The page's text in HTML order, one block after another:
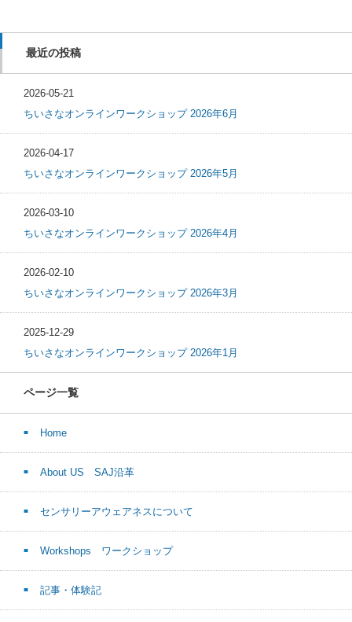
最近の投稿
2026-05-21
ちいさなオンラインワークショップ 2026年6月
2026-04-17
ちいさなオンラインワークショップ 2026年5月
2026-03-10
ちいさなオンラインワークショップ 2026年4月
2026-02-10
ちいさなオンラインワークショップ 2026年3月
2025-12-29
ちいさなオンラインワークショップ 2026年1月
ページ一覧
Home
About US SAJ沿革
センサリーアウェアネスについて
Workshops ワークショップ
記事・体験記